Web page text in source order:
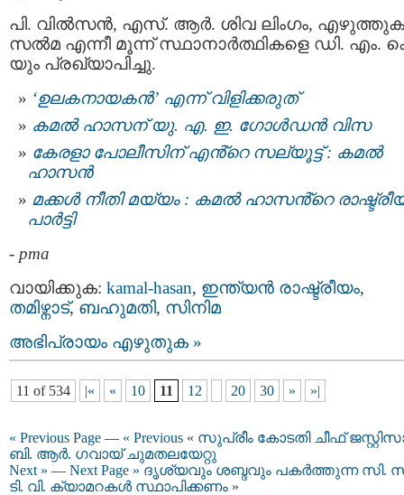
പി. വില്‍സന്‍, എസ്. ആര്‍. ശിവ ലിംഗം,
സല്‍മ എന്നീ മൂന്ന് സ്ഥാനാര്‍ത്ഥികളെ ഡി. എം.
യും പ്രഖ്യാപിച്ചു.
‘ഉലകനായകൻ’ എന്ന് വിളിക്കരുത്
കമൽ ഹാസന് യു. എ. ഇ. ഗോൾഡൻ വിസ
കേരളാ പോലീസിന് എൻ്റെ സല്യൂട്ട് : കമല്‍
ഹാസന്‍
മക്കള്‍ നീതി മയ്യം : കമല്‍ ഹാസൻ്റെ
പാര്‍ട്ടി
- pma
വായിക്കുക: kamal-hasan, ഇന്ത്യന്‍ രാഷ്ട്രീയം,
തമിഴ്നാട്, ബഹുമതി, സിനിമ
അഭിപ്രായം എഴുതുക »
11 of 534 |« « 10 11 12 20 30 » »|
« Previous Page — « Previous « സുപ്രീം കോടതി ചീഫ്
ബി. ആർ. ​ഗവായ് ചുമതലയേറ്റു
Next » — Next Page » ദൃശ്യവും ശബ്ദവും പകര്‍ത്തുന്ന സി.
ടി. വി. ക്യാമറകൾ സ്ഥാപിക്കണം »